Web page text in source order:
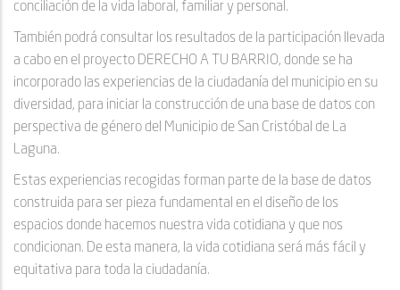
conciliación de la vida laboral, familiar y personal.
También podrá consultar los resultados de la participación llevada
a cabo en el proyecto DERECHO A TU BARRIO, donde se ha
incorporado las experiencias de la ciudadanía del municipio en su
diversidad, para iniciar la construcción de una base de datos con
perspectiva de género del Municipio de San Cristóbal de La
Laguna.
Estas experiencias recogidas forman parte de la base de datos
construida para ser pieza fundamental en el diseño de los
espacios donde hacemos nuestra vida cotidiana y que nos
condicionan. De esta manera, la vida cotidiana será más fácil y
equitativa para toda la ciudadanía.